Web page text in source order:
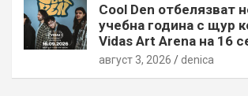
Cool Den отбелязват
учебна година с щур
Vidas Art Arena на 16
август 3, 2026 denica